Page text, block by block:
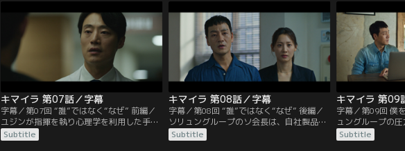
物を隠していたことを思い出す。犯行の足
取りを追っていたジェファンは、犯人のア
ジトらしき部屋で爆発に巻き込まれ重傷を
負う。その部屋の壁にはキマイラの絵
が…。
博場でワンギと会っていた医師ジュンヨプ
がワンギの車を尾行している映像を確認。
ジュンヨプのもとを訪ねて事情を聞くが、
ワンギのことは知らないと言う。
当時の事件記録
ことが分かる。
ン班長を見つけ
の前で爆発が起
る。
キマイラ 第07話／字幕
字幕／第07回 “誰”ではなく“なぜ” 前編／
ユジンが指揮を執り心理学を利用した手法
でジュンヨプの取り調べが始められるが、
精神力に長けたジュンヨプからはなかなか
Subtitle
キマイラ 第08話／字幕
字幕／第08回 “誰”ではなく“なぜ” 後編／
ソリュングループのソ会長は、自社製品の
有害性が取り沙汰されるや、原料や製造工
程は変えず商品名やパッケージのみリニュ
Subtitle
キマイラ 第09
字幕／第09回 僕
ュングループの
れた。すぐに別
するコ班長に対
Subtitle